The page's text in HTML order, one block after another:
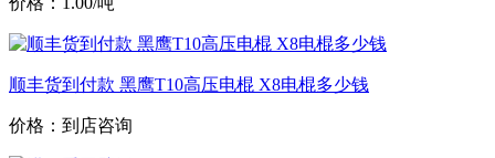
顺丰货到付款 黑鹰T10高压电棍 X8电棍多少钱
价格：到店咨询